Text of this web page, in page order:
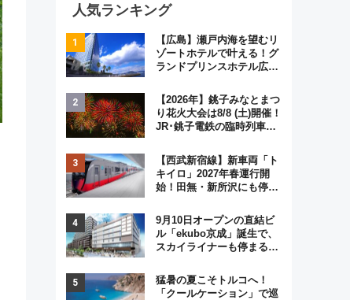
人気ランキング
【広島】瀬戸内海を望むリ
ゾートホテルで叶える！グ
ランドプリンスホテル広島
ジュアルパーティープラン
【2026年】銚子みなとまつ
り花火大会は8/8 (土)開催！
JR･銚子電鉄の臨時列車や
く8,000発の大迫力＆屋台
を満喫
【西武新宿線】新車両「ト
キイロ」2027年春運行開
始！田無・新所沢にも停
弾」も
9月10日オープンの直結ビ
ル「ekubo京成」誕生で、
スカイライナーも停まる巨
変わる？ 全テナント情報も
公開！
猛暑の夏こそトルコへ！
「クールケーション」で巡